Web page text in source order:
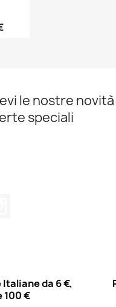
le nostre novità
speciali
da 6 €,
€